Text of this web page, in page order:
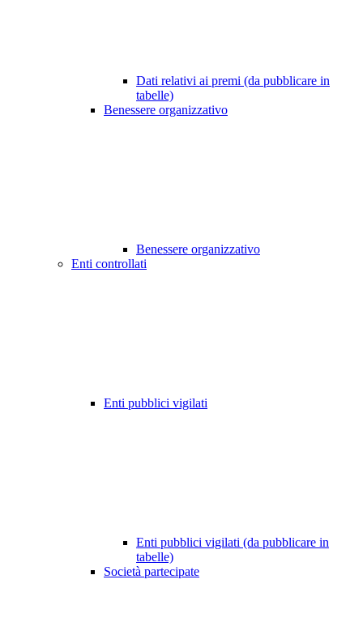
Dati relativi ai premi (da pubblicare in
tabelle)
Benessere organizzativo
Benessere organizzativo
Enti controllati
Enti pubblici vigilati
Enti pubblici vigilati (da pubblicare in
tabelle)
Società partecipate